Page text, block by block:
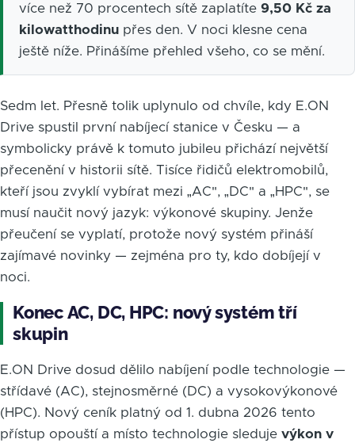
více než 70 procentech sítě zaplatíte 9,50 Kč za
kilowatthodinu přes den. V noci klesne cena
ještě níže. Přinášíme přehled všeho, co se mění.
Sedm let. Přesně tolik uplynulo od chvíle, kdy E.ON
Drive spustil první nabíjecí stanice v Česku — a
symbolicky právě k tomuto jubileu přichází největší
přecenění v historii sítě. Tisíce řidičů elektromobilů,
kteří jsou zvyklí vybírat mezi „AC", „DC" a „HPC", se
musí naučit nový jazyk: výkonové skupiny. Jenže
přeučení se vyplatí, protože nový systém přináší
zajímavé novinky — zejména pro ty, kdo dobíjejí v
noci.
Konec AC, DC, HPC: nový systém tří
skupin
E.ON Drive dosud dělilo nabíjení podle technologie —
střídavé (AC), stejnosměrné (DC) a vysokovýkonové
(HPC). Nový ceník platný od 1. dubna 2026 tento
přístup opouští a místo technologie sleduje výkon v